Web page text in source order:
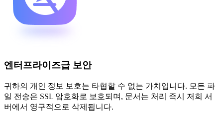
엔터프라이즈급 보안
귀하의 개인 정보 보호는 타협할 수 없는 가치입니다. 모든 파
일 전송은 SSL 암호화로 보호되며, 문서는 처리 즉시 저희 서
버에서 영구적으로 삭제됩니다.